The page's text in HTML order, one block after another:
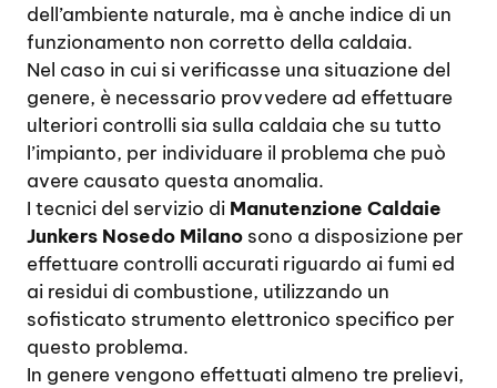
dell’ambiente naturale, ma è anche indice di un
funzionamento non corretto della caldaia.
Nel caso in cui si verificasse una situazione del
genere, è necessario provvedere ad effettuare
ulteriori controlli sia sulla caldaia che su tutto
l’impianto, per individuare il problema che può
avere causato questa anomalia.
I tecnici del servizio di Manutenzione Caldaie
Junkers Nosedo Milano sono a disposizione per
effettuare controlli accurati riguardo ai fumi ed
ai residui di combustione, utilizzando un
sofisticato strumento elettronico specifico per
questo problema.
In genere vengono effettuati almeno tre prelievi,